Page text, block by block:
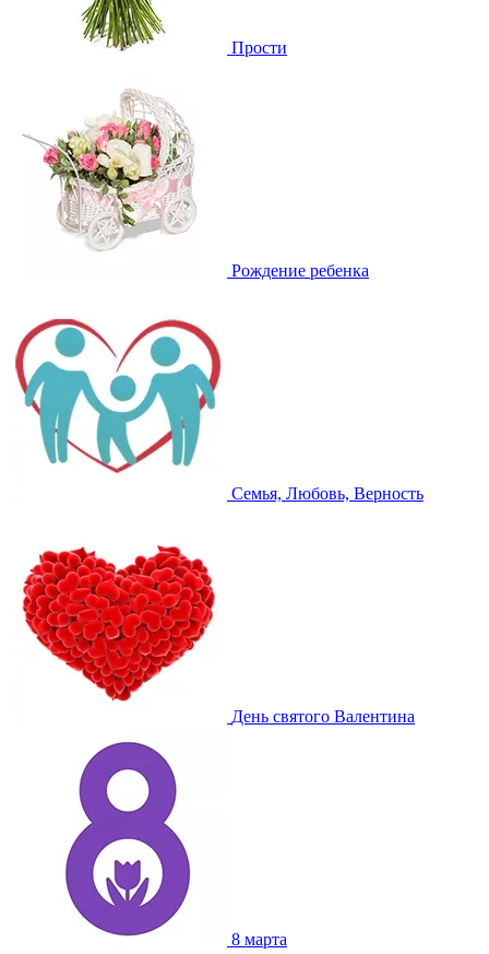
Прости
Рождение ребенка
Семья, Любовь, Верность
День святого Валентина
8 марта